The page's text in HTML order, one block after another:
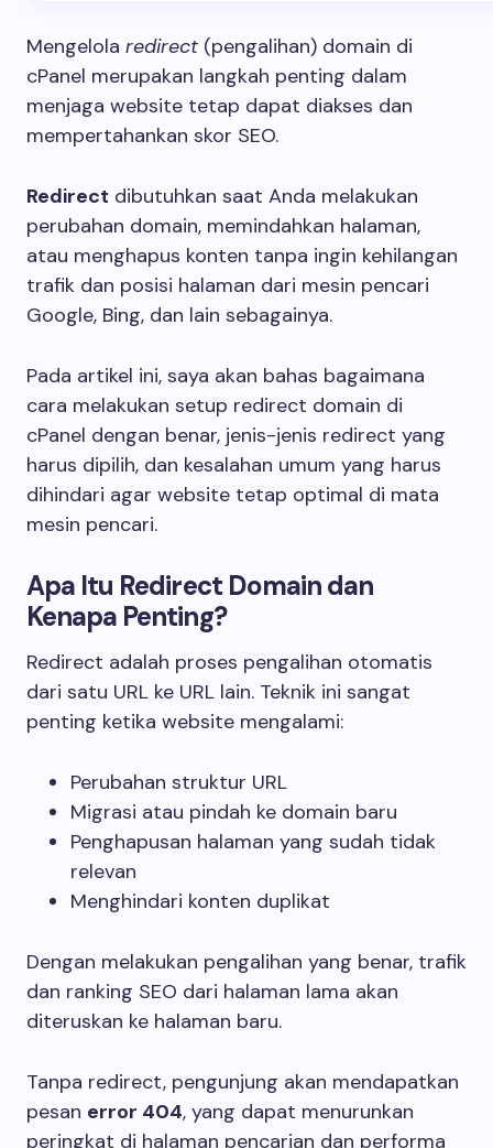
Mengelola redirect (pengalihan) domain di
cPanel merupakan langkah penting dalam
menjaga website tetap dapat diakses dan
mempertahankan skor SEO.
Redirect dibutuhkan saat Anda melakukan
perubahan domain, memindahkan halaman,
atau menghapus konten tanpa ingin kehilangan
trafik dan posisi halaman dari mesin pencari
Google, Bing, dan lain sebagainya.
Pada artikel ini, saya akan bahas bagaimana
cara melakukan setup redirect domain di
cPanel dengan benar, jenis-jenis redirect yang
harus dipilih, dan kesalahan umum yang harus
dihindari agar website tetap optimal di mata
mesin pencari.
Apa Itu Redirect Domain dan
Kenapa Penting?
Redirect adalah proses pengalihan otomatis
dari satu URL ke URL lain. Teknik ini sangat
penting ketika website mengalami:
Perubahan struktur URL
Migrasi atau pindah ke domain baru
Penghapusan halaman yang sudah tidak
relevan
Menghindari konten duplikat
Dengan melakukan pengalihan yang benar, trafik
dan ranking SEO dari halaman lama akan
diteruskan ke halaman baru.
Tanpa redirect, pengunjung akan mendapatkan
pesan error 404, yang dapat menurunkan
peringkat di halaman pencarian dan performa